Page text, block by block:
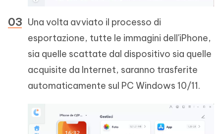
Una volta avviato il processo di
esportazione, tutte le immagini dell'iPhone,
sia quelle scattate dal dispositivo sia quelle
acquisite da Internet, saranno trasferite
automaticamente sul PC Windows 10/11.